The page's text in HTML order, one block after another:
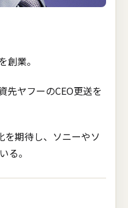
業。
先ヤフーのCEO更送を
を期待し、ソニーやソ
る。